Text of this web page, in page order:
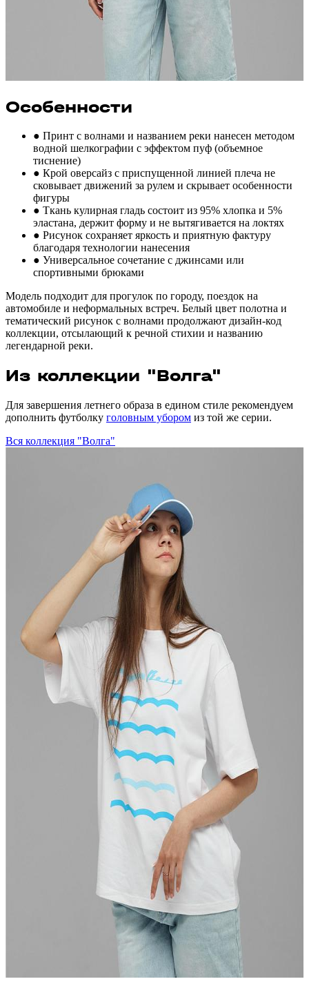
Особенности
● Принт с волнами и названием реки нанесен методом
водной шелкографии с эффектом пуф (объемное
тиснение)
● Крой оверсайз с приспущенной линией плеча не
сковывает движений за рулем и скрывает особенности
фигуры
● Ткань кулирная гладь состоит из 95% хлопка и 5%
эластана, держит форму и не вытягивается на локтях
● Рисунок сохраняет яркость и приятную фактуру
благодаря технологии нанесения
● Универсальное сочетание с джинсами или
спортивными брюками
Модель подходит для прогулок по городу, поездок на
автомобиле и неформальных встреч. Белый цвет полотна и
тематический рисунок с волнами продолжают дизайн-код
коллекции, отсылающий к речной стихии и названию
легендарной реки.
Из коллекции "Волга"
Для завершения летнего образа в едином стиле рекомендуем
дополнить футболку головным убором из той же серии.
Вся коллекция "Волга"